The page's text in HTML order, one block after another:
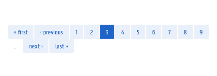
« first ‹ previous 1 2 3 4 5 6 7 8
9
next › last »